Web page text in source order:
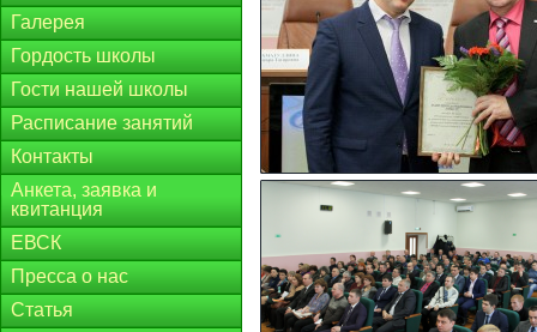
Галерея
Гордость школы
Гости нашей школы
Расписание занятий
Контакты
Анкета, заявка и
квитанция
ЕВСК
Пресса о нас
Статья